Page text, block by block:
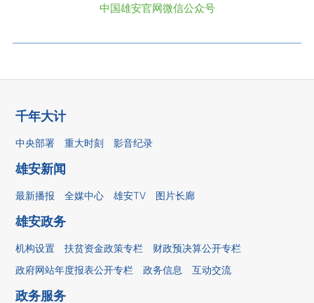
中国雄安官网微信公众号
千年大计
中央部署 重大时刻 影音纪录
雄安新闻
最新播报 全媒中心 雄安TV 图片长廊
雄安政务
机构设置 扶贫资金政策专栏
财政预决算公开专栏
政府网站年度报表公开专栏
政务信息 互动交流
政务服务